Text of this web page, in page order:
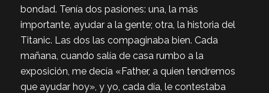
bondad. Tenía dos pasiones: una, la más
importante, ayudar a la gente; otra, la historia del
Titanic. Las dos las compaginaba bien. Cada
mañana, cuando salía de casa rumbo a la
exposición, me decía «Father, a quien tendremos
que ayudar hoy», y yo, cada día, le contestaba